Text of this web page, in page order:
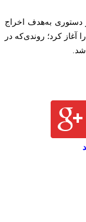
از ۲۰ حمل ۱۴۰۳ با صدور دستوری به‌هدف اخراج
آغاز کرد؛ روندی‌که در